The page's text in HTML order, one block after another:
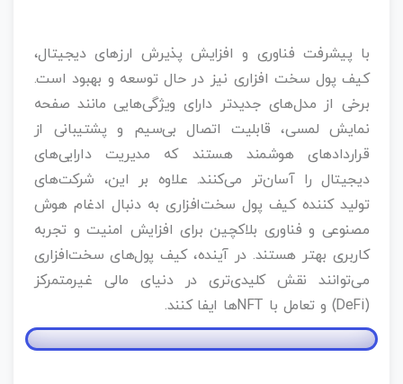
با پیشرفت فناوری و افزایش پذیرش ارزهای دیجیتال،
کیف پول‌ سخت‌ افزاری نیز در حال توسعه و بهبود است.
برخی از مدل‌های جدیدتر دارای ویژگی‌هایی مانند صفحه‌
نمایش لمسی، قابلیت اتصال بی‌سیم و پشتیبانی از
قراردادهای هوشمند هستند که مدیریت دارایی‌های
دیجیتال را آسان‌تر می‌کنند. علاوه بر این، شرکت‌های
تولید کننده کیف پول‌ سخت‌افزاری به دنبال ادغام هوش
مصنوعی و فناوری بلاکچین برای افزایش امنیت و تجربه
کاربری بهتر هستند. در آینده، کیف پول‌های سخت‌افزاری
می‌توانند نقش کلیدی‌تری در دنیای مالی غیرمتمرکز
(DeFi) و تعامل با NFTها ایفا کنند.